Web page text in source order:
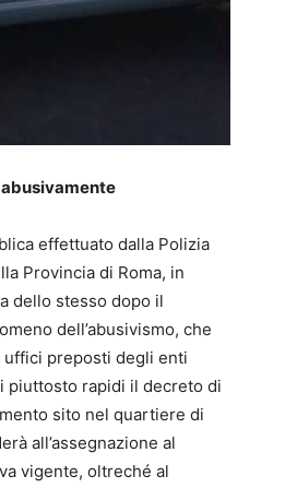
effettuato dalla Polizia
Provincia di Roma, in
dello stesso dopo il
dell’abusivismo, che
preposti degli enti
piuttosto rapidi il decreto di
sito nel quartiere di
all’assegnazione al
vigente, oltreché al